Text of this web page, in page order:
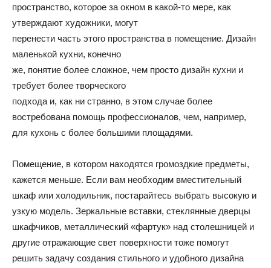
пространство, которое за окном в какой-то мере, как
утверждают художники, могут
перенести часть этого пространства в помещение. Дизайн
маленькой кухни, конечно
же, понятие более сложное, чем просто дизайн кухни и
требует более творческого
подхода и, как ни странно, в этом случае более
востребована помощь профессионалов, чем, например,
для кухонь с более большими площадями.
Помещение, в котором находятся громоздкие предметы,
кажется меньше. Если вам необходим вместительный
шкаф или холодильник, постарайтесь выбрать высокую и
узкую модель. Зеркальные вставки, стеклянные дверцы
шкафчиков, металлический «фартук» над столешницей и
другие отражающие свет поверхности тоже помогут
решить задачу создания стильного и удобного дизайна